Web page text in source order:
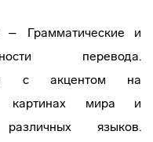
– Грамматические и
перевода.
с акцентом на
картинах мира и
языков.